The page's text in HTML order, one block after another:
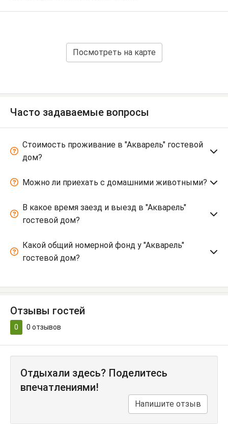
Посмотреть на карте
Часто задаваемые вопросы
Стоимость проживание в "Акварель" гостевой
дом?
Можно ли приехать с домашними животными?
В какое время заезд и выезд в "Акварель"
гостевой дом?
Какой общий номерной фонд у "Акварель"
гостевой дом?
Отзывы гостей
0 0 отзывов
Отдыхали здесь? Поделитесь
впечатлениями!
Напишите отзыв